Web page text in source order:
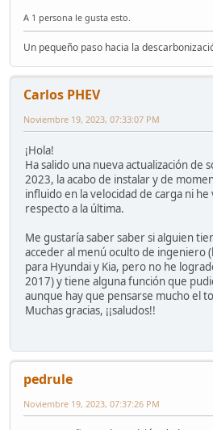
A 1 persona le gusta esto.
Un pequeño paso hacia la
Carlos PHEV
Noviembre 19, 2023, 07:33:07 PM
¡Hola!
Ha salido una nueva actualización de
2023, la acabo de instalar y de
influido en la velocidad de carga ni
respecto a la última.
Me gustaría saber saber si alguien
acceder al menú oculto de ingeniero
para Hyundai y Kia, pero no he
2017) y tiene alguna función que
aunque hay que pensarse mucho el
Muchas gracias, ¡¡saludos!!
pedrule
Noviembre 19, 2023, 07:37:26 PM